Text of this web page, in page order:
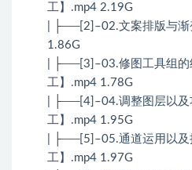
工】.mp4 2.19G
| ├──[2]–02.文案排版与
1.86G
| ├──[3]–03.修图工具组的
工】.mp4 1.78G
| ├──[4]–04.调整图层以及
工】.mp4 1.95G
| ├──[5]–05.通道运用以及
工】.mp4 1.97G